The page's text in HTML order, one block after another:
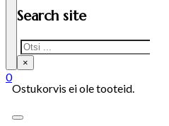
Search site
Search
×
0
Ostukorvis ei ole tooteid.